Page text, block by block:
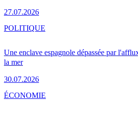
27.07.2026
Une enclave espagnole dépassée par
la mer
30.07.2026
POLITIQUE
ÉCONOMIE